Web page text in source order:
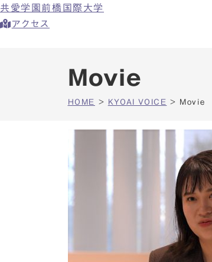
共愛学園前橋国際大学
アクセス
Movie
HOME > KYOAI VOICE > Movie